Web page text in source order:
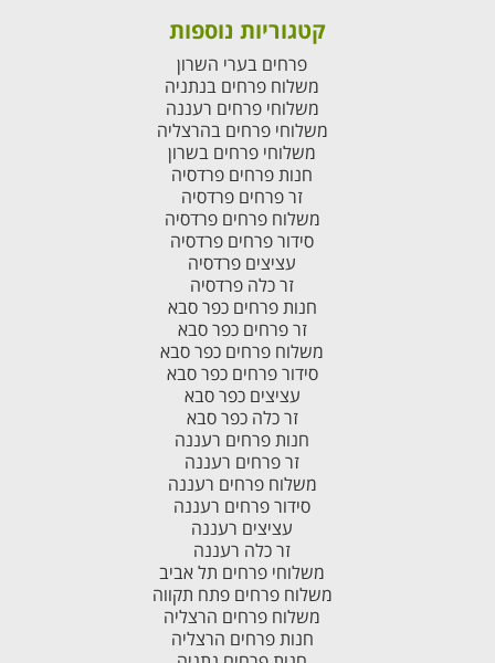
קטגוריות נוספות
פרחים בערי השרון
משלוח פרחים בנתניה
משלוחי פרחים רעננה
משלוחי פרחים בהרצליה
משלוחי פרחים בשרון
חנות פרחים פרדסיה
זר פרחים פרדסיה
משלוח פרחים פרדסיה
סידור פרחים פרדסיה
עציצים פרדסיה
זר כלה פרדסיה
חנות פרחים כפר סבא
זר פרחים כפר סבא
משלוח פרחים כפר סבא
סידור פרחים כפר סבא
עציצים כפר סבא
זר כלה כפר סבא
חנות פרחים רעננה
זר פרחים רעננה
משלוח פרחים רעננה
סידור פרחים רעננה
עציצים רעננה
זר כלה רעננה
משלוחי פרחים תל אביב
משלוח פרחים פתח תקווה
משלוח פרחים הרצליה
חנות פרחים הרצליה